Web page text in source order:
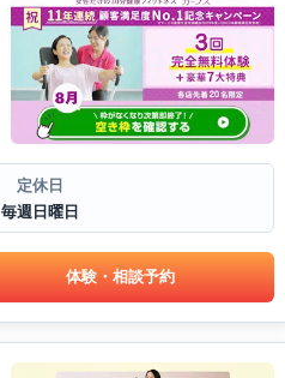
定休日
毎週日曜日
体験・相談予約